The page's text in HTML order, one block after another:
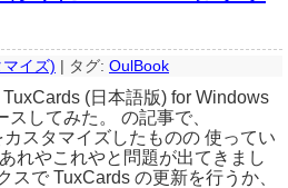
イズ) | タグ: OulBook
(日本語版) for Windows
スしてみた。 の記事で、
スタマイズしたものの 使ってい
れやこれやと問題が出てきまし
スで TuxCards の更新を行うか、